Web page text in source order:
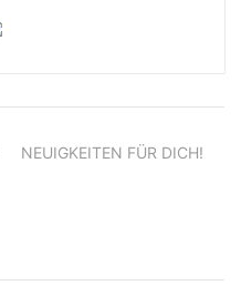
NEUIGKEITEN FÜR DICH!